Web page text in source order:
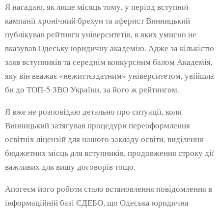
Я нагадаю, як лише місяць тому, у період вступної
кампанії хронічний брехун та аферист Винницький
публікував рейтинги університетів, в яких умисно не
вказував Одеську юридичну академію. Адже за кількістю
заяв вступників та середнім конкурсним балом Академія,
яку він вважає «нежиттєздатним» університетом, увійшла
би до ТОП-5 ЗВО України, за його ж рейтингом.
Я вже не розповідаю детально про ситуації, коли
Винницький затягував процедури переоформлення
освітніх ліцензій для нашого закладу освіти, виділення
бюджетних місць для вступників, продовження строку дії
важливих для вишу договорів тощо.
Апогеєм його роботи стало встановлення повідомлення в
інформаційній базі ЄДЕБО, що Одеська юридична